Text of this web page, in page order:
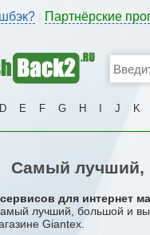
Партнёрские
D E F G H J K
Самый лучший,
для интернет
лучший, большой и
Giantex.